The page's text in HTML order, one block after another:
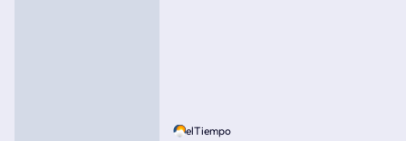
elTiempo